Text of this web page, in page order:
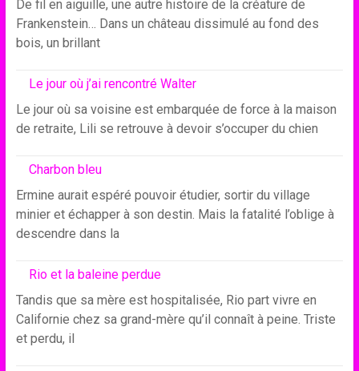
De fil en aiguille, une autre histoire de la créature de
Frankenstein… Dans un château dissimulé au fond des
bois, un brillant
Le jour où j’ai rencontré Walter
Le jour où sa voisine est embarquée de force à la maison
de retraite, Lili se retrouve à devoir s’occuper du chien
Charbon bleu
Ermine aurait espéré pouvoir étudier, sortir du village
minier et échapper à son destin. Mais la fatalité l’oblige à
descendre dans la
Rio et la baleine perdue
Tandis que sa mère est hospitalisée, Rio part vivre en
Californie chez sa grand-mère qu’il connaît à peine. Triste
et perdu, il